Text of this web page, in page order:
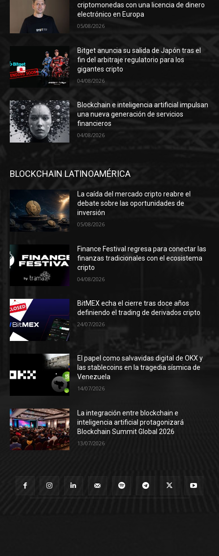
criptomonedas con una licencia de dinero
electrónico en Europa
05/08/2026
Bitget anuncia su salida de Japón tras el
fin del arbitraje regulatorio para los
gigantes cripto
04/08/2026
Blockchain e inteligencia artificial impulsan
una nueva generación de servicios
financieros
04/08/2026
BLOCKCHAIN LATINOAMÉRICA
La caída del mercado cripto reabre el
debate sobre las oportunidades de
inversión
05/08/2026
Finance Festival regresa para conectar las
finanzas tradicionales con el ecosistema
cripto
04/08/2026
BitMEX echa el cierre tras doce años
definiendo el trading de derivados cripto
24/07/2026
El papel como salvavidas digital de OKX y
las stablecoins en la tragedia sísmica de
Venezuela
14/07/2026
La integración entre blockchain e
inteligencia artificial protagonizará
Blockchain Summit Global 2026
13/07/2026